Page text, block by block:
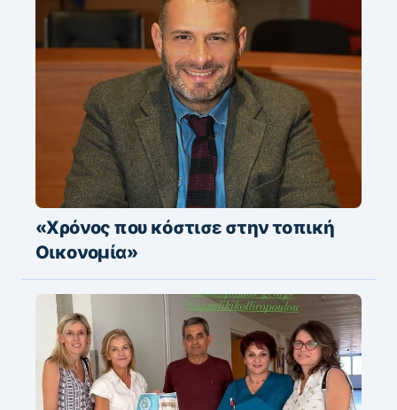
«Χρόνος που κόστισε στην τοπική
Οικονομία»